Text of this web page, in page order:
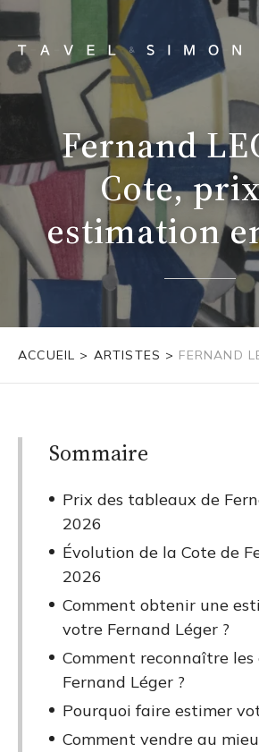
Fernand
Cote,
estimation
ACCUEIL > ARTISTES > FERNAND
Sommaire
Prix des tableaux de
2026
Évolution de la Cote de
2026
Comment obtenir une
votre Fernand Léger ?
Comment reconnaître
Fernand Léger ?
Pourquoi faire estimer
Comment vendre au